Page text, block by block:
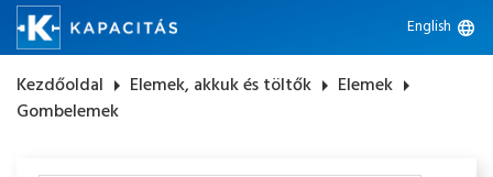
English language
Kezdőoldal arrow_right Elemek, akkuk és töltők arrow_right Elemek arrow_right
Gombelemek